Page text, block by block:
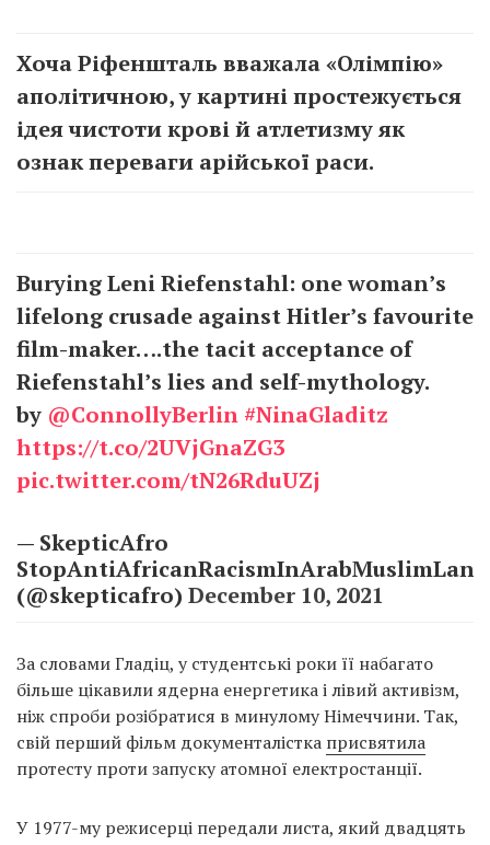
Хоча Ріфеншталь вважала «Олімпію»
аполітичною, у картині простежується
ідея чистоти крові й атлетизму як
ознак переваги арійської раси.
Burying Leni Riefenstahl: one woman’s
lifelong crusade against Hitler’s favourite
film-maker….the tacit acceptance of
Riefenstahl’s lies and self-mythology.
by @ConnollyBerlin #NinaGladitz
https://t.co/2UVjGnaZG3
pic.twitter.com/tN26RduUZj
— SkepticAfro
(@skepticafro) December 10, 2021
За словами Гладіц, у студентські роки її набагато
більше цікавили ядерна енергетика і лівий активізм,
ніж спроби розібратися в минулому Німеччини. Так,
свій перший фільм документалістка присвятила
протесту проти запуску атомної електростанції.
У 1977-му режисерці передали листа, який двадцять